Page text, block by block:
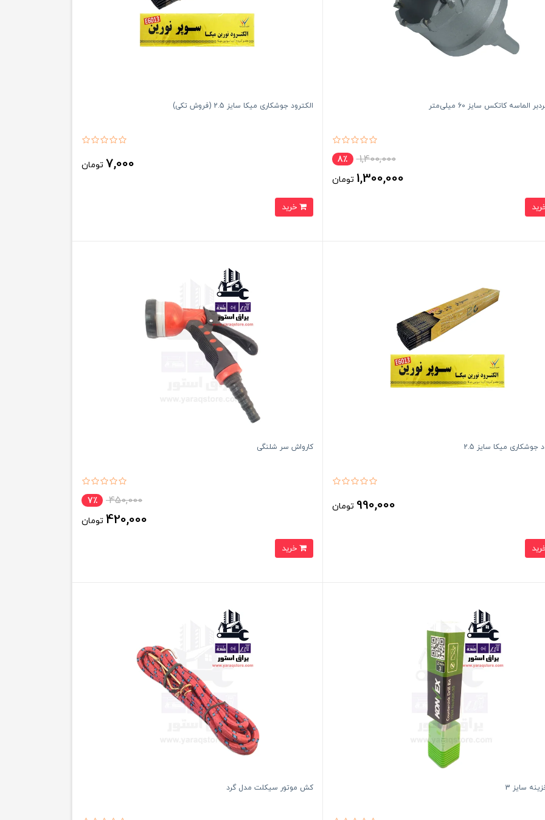
الماسه کاتکس سایز 60 میلی‌متر
1,400,000 8٪
1,300,000 تومان
الکترود جوشکاری میکا سایز 2.5 (فروش تکی)
7,000 تومان
خرید
جوشکاری میکا سایز 2.5
990,000 تومان
کارواش سر شلنگی
450,000 7٪
420,000 تومان
خرید
سایز 3 کش موتور سیکلت مدل گرد